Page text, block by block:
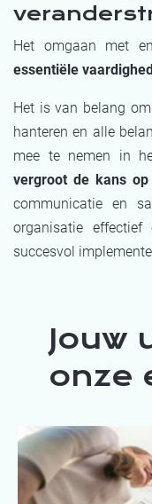
Het omgaan met
essentiële
Het is van belang
hanteren en alle
mee te nemen in
vergroot de kans op
communicatie en
organisatie
succesvol
Jouw
onze